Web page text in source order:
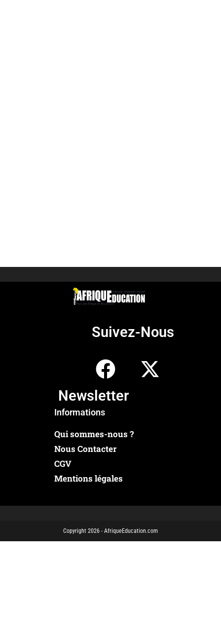
Suivez-Nous
Newsletter
Informations
Qui sommes-nous ?
Nous Contacter
CGV
Mentions légales
Copyright 2026 - AfriqueEducation.com